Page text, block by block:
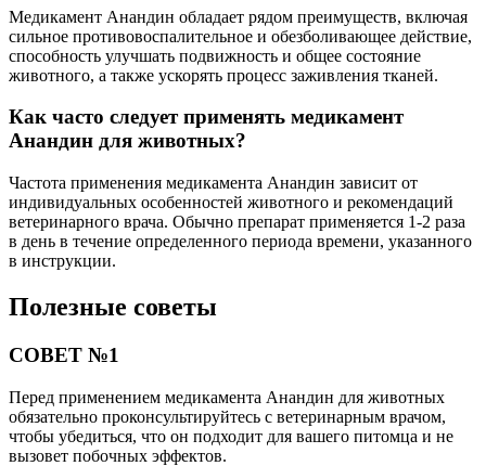
Медикамент Анандин обладает рядом преимуществ, включая
сильное противовоспалительное и обезболивающее действие,
способность улучшать подвижность и общее состояние
животного, а также ускорять процесс заживления тканей.
Как часто следует применять медикамент
Анандин для животных?
Частота применения медикамента Анандин зависит от
индивидуальных особенностей животного и рекомендаций
ветеринарного врача. Обычно препарат применяется 1-2 раза
в день в течение определенного периода времени, указанного
в инструкции.
Полезные советы
СОВЕТ №1
Перед применением медикамента Анандин для животных
обязательно проконсультируйтесь с ветеринарным врачом,
чтобы убедиться, что он подходит для вашего питомца и не
вызовет побочных эффектов.